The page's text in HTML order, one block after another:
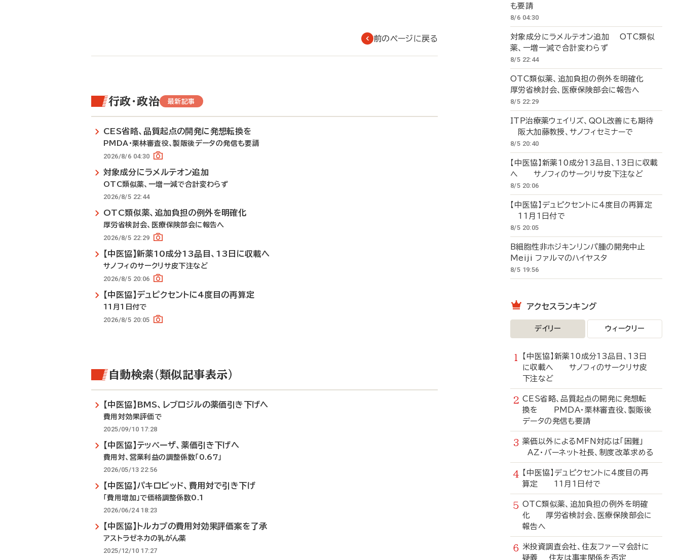
て
前のページに戻る
行政・政治 最新記事
CES省略、品質起点の開発に発想転換を
PMDA・栗林審査役、製販後データの発信も要請
2026/8/6 04:30
対象成分にラメルテオン追加
OTC類似薬、一増一減で合計変わらず
2026/8/5 22:44
OTC類似薬、追加負担の例外を明確化
厚労省検討会、医療保険部会に報告へ
2026/8/5 22:29
【中医協】新薬10成分13品目、13日に収載へ
サノフィのサークリサ皮下注など
2026/8/5 20:06
【中医協】デュピクセントに4度目の再算定
11月1日付で
2026/8/5 20:05
自動検索（類似記事表示）
【中医協】BMS、レブロジルの薬価引き下げへ
費用対効果評価で
2025/09/10 17:28
【中医協】テッペーザ、薬価引き下げへ
費用対、営業利益の調整係数「0.67」
2026/05/13 22:56
【中医協】パキロビッド、費用対で引き下げ
「費用増加」で価格調整係数0.1
2026/06/24 18:23
【中医協】トルカプの費用対効果評価案を了承
アストラゼネカの乳がん薬
2025/12/10 17:27
も要請
8/6 04:30
対象成分にラメルテオン追加 OTC類似
薬、一増一減で合計変わらず
8/5 22:44
OTC類似薬、追加負担の例外を明確化
厚労省検討会、医療保険部会に報告へ
8/5 22:29
ITP治療薬ウェイリズ、QOL改善にも期待
阪大加藤教授、サノフィセミナーで
8/5 20:40
【中医協】新薬10成分13品目、13日に収載
へ サノフィのサークリサ皮下注など
8/5 20:06
【中医協】デュピクセントに4度目の再算定
11月1日付で
8/5 20:05
B細胞性非ホジキンリンパ腫の開発中止
Meiji ファルマのハイヤスタ
8/5 19:56
アクセスランキング
デイリー ウィークリー
【中医協】新薬10成分13品目、13日
に収載へ サノフィのサークリサ皮
下注など
CES省略、品質起点の開発に発想転
換を PMDA・栗林審査役、製販後
データの発信も要請
薬価以外によるMFN対応は「困難」
AZ・バーネット社長、制度改革求める
【中医協】デュピクセントに4度目の再
算定 11月1日付で
OTC類似薬、追加負担の例外を明確
化 厚労省検討会、医療保険部会に
報告へ
米投資調査会社、住友ファーマ会計に
疑義 住友は事実関係を否定